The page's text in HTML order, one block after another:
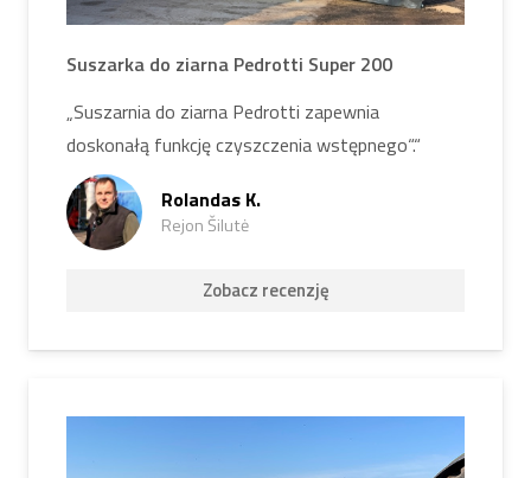
Suszarka do ziarna Pedrotti Super 200
„Suszarnia do ziarna Pedrotti zapewnia
doskonałą funkcję czyszczenia wstępnego“.“
Rolandas K.
Rejon Šilutė
Zobacz recenzję